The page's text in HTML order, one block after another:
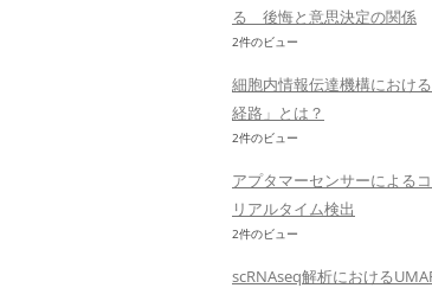
る 後悔と意思決定の関係
2件のビュー
細胞内情報伝達機構におけ
経路」とは？
2件のビュー
アプタマーセンサーによる
リアルタイム検出
2件のビュー
scRNAseq解析における